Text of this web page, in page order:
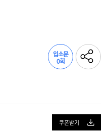
입소문
0회
쿠폰받기